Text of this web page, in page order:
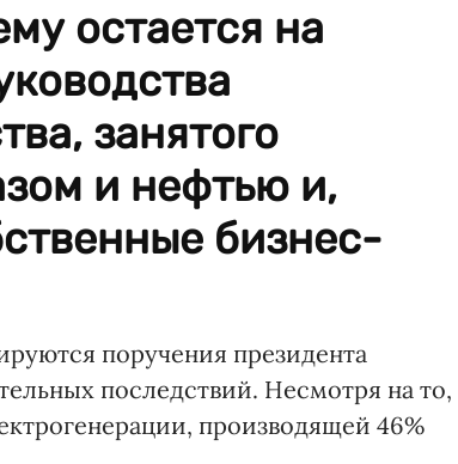
остается на
занятого
и нефтью и,
бизнес-
поручения президента
последствий. Несмотря на то,
производящей 46%